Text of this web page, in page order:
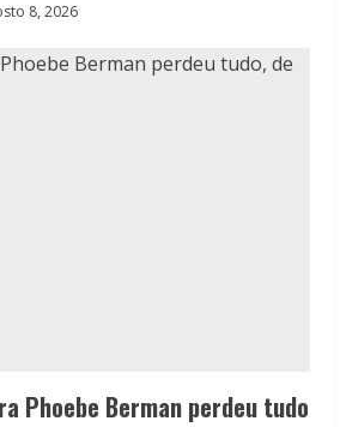
8, 2026
Phoebe Berman perdeu tudo